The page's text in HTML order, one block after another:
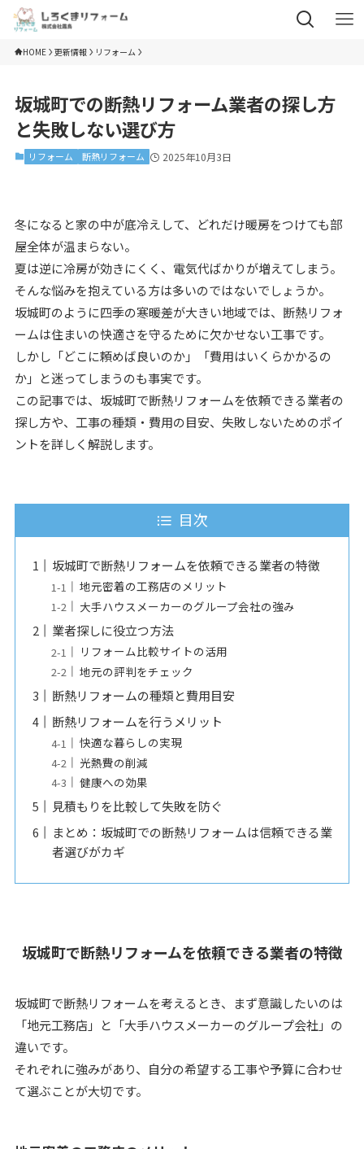
HOME 更新情報 リフォーム
坂城町での断熱リフォーム業者の探し方
と失敗しない選び方
リフォーム 断熱リフォーム 2025年10月3日
冬になると家の中が底冷えして、どれだけ暖房をつけても部
屋全体が温まらない。
夏は逆に冷房が効きにくく、電気代ばかりが増えてしまう。
そんな悩みを抱えている方は多いのではないでしょうか。
坂城町のように四季の寒暖差が大きい地域では、断熱リフォ
ームは住まいの快適さを守るために欠かせない工事です。
しかし「どこに頼めば良いのか」「費用はいくらかかるの
か」と迷ってしまうのも事実です。
この記事では、坂城町で断熱リフォームを依頼できる業者の
探し方や、工事の種類・費用の目安、失敗しないためのポイ
ントを詳しく解説します。
目次
坂城町で断熱リフォームを依頼できる業者の特徴
地元密着の工務店のメリット
大手ハウスメーカーのグループ会社の強み
業者探しに役立つ方法
リフォーム比較サイトの活用
地元の評判をチェック
断熱リフォームの種類と費用目安
断熱リフォームを行うメリット
快適な暮らしの実現
光熱費の削減
健康への効果
見積もりを比較して失敗を防ぐ
まとめ：坂城町での断熱リフォームは信頼できる業
者選びがカギ
坂城町で断熱リフォームを依頼できる業者の特徴
坂城町で断熱リフォームを考えるとき、まず意識したいのは
「地元工務店」と「大手ハウスメーカーのグループ会社」の
違いです。
それぞれに強みがあり、自分の希望する工事や予算に合わせ
て選ぶことが大切です。